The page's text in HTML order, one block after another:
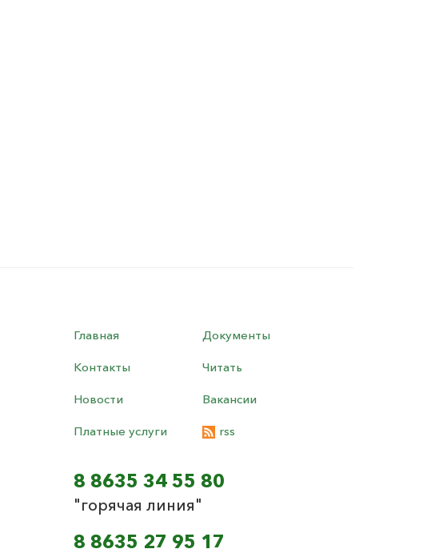
Главная Документы
Контакты Читать
Новости Вакансии
Платные услуги rss
8 8635 34 55 80
"горячая линия"
8 8635 27 95 17